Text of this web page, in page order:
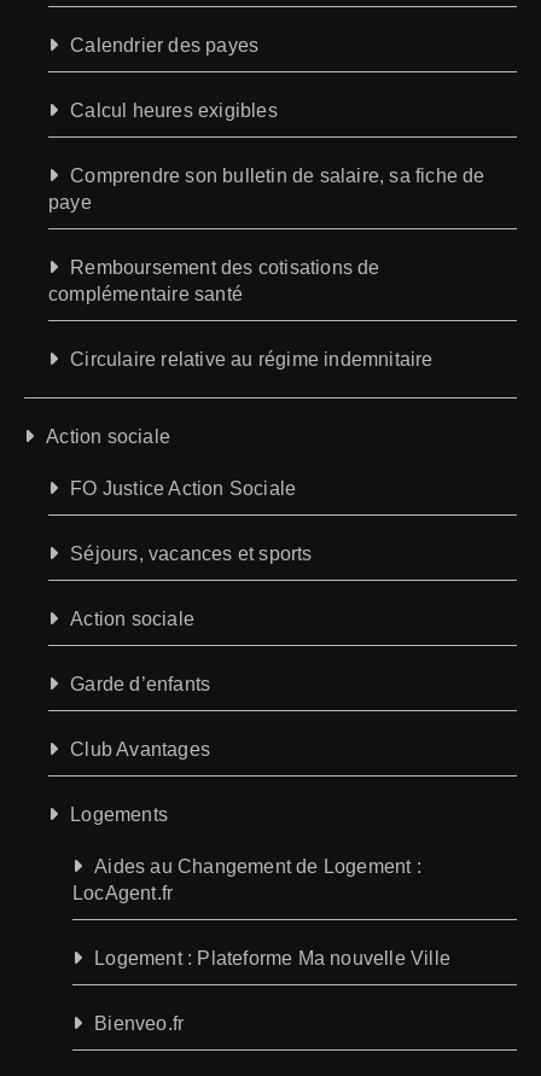
Calendrier des payes
Calcul heures exigibles
Comprendre son bulletin de salaire, sa fiche de
paye
Remboursement des cotisations de
complémentaire santé
Circulaire relative au régime indemnitaire
Action sociale
FO Justice Action Sociale
Séjours, vacances et sports
Action sociale
Garde d’enfants
Club Avantages
Logements
Aides au Changement de Logement :
LocAgent.fr
Logement : Plateforme Ma nouvelle Ville
Bienveo.fr